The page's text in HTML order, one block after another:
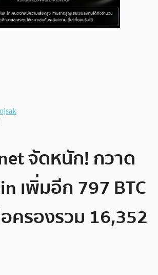
จัดหนัก! กวาด
เพิ่มอีก 797 BTC
ครองรวม 16,352